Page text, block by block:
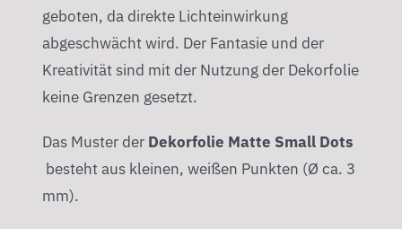
geboten, da direkte Lichteinwirkung
abgeschwächt wird. Der Fantasie und der
Kreativität sind mit der Nutzung der Dekorfolie
keine Grenzen gesetzt.
Das Muster der Dekorfolie Matte Small Dots
besteht aus kleinen, weißen Punkten (Ø ca. 3
mm).